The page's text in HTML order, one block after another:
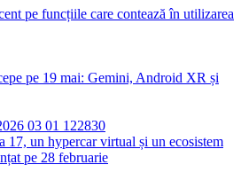
pe funcțiile care contează în utilizarea
pe 19 mai: Gemini, Android XR și
17, un hypercar virtual și un ecosistem
pe 28 februarie